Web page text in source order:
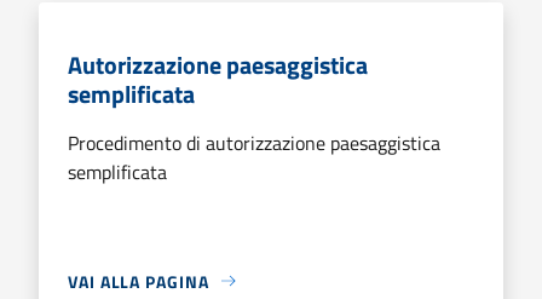
Autorizzazione paesaggistica
semplificata
Procedimento di autorizzazione paesaggistica
semplificata
VAI ALLA PAGINA